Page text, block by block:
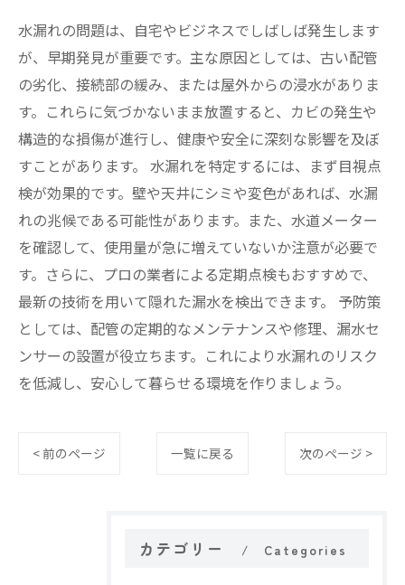
水漏れの問題は、自宅やビジネスでしばしば発生します
が、早期発見が重要です。主な原因としては、古い配管
の劣化、接続部の緩み、または屋外からの浸水がありま
す。これらに気づかないまま放置すると、カビの発生や
構造的な損傷が進行し、健康や安全に深刻な影響を及ぼ
すことがあります。 水漏れを特定するには、まず目視点
検が効果的です。壁や天井にシミや変色があれば、水漏
れの兆候である可能性があります。また、水道メーター
を確認して、使用量が急に増えていないか注意が必要で
す。さらに、プロの業者による定期点検もおすすめで、
最新の技術を用いて隠れた漏水を検出できます。 予防策
としては、配管の定期的なメンテナンスや修理、漏水セ
ンサーの設置が役立ちます。これにより水漏れのリスク
を低減し、安心して暮らせる環境を作りましょう。
< 前のページ 一覧に戻る 次のページ >
カテゴリー Categories